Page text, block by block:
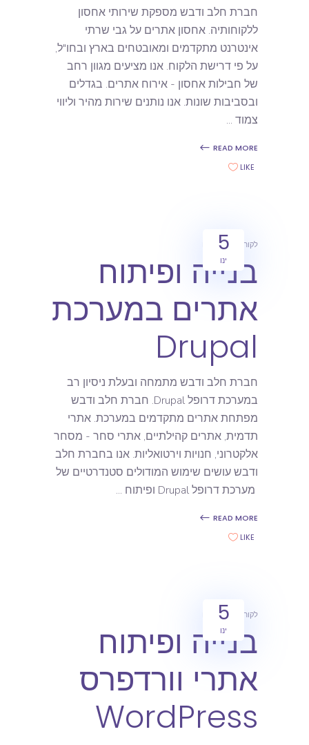
חברת חלב ודבש מספקת שירותי אחסון
ללקוחותיה. אחסון אתרים על גבי שרתי
אינטרנט מתקדמים ומאובטחים בארץ ובחו"ל,
על פי דרישת הלקוח. אנו מציעים מגוון רחב
של חבילות אחסון - אירוח אתרים. בגדלים
ובסביבות שונות. אנו נותנים שירות מהיר וליווי
צמוד
READ MORE
LIKE
5
ינו
לקוחות מאמרים
בנייה ופיתוח
אתרים במערכת
Drupal
חברת חלב ודבש מתמחה ובעלת ניסיון רב
במערכת דרופל Drupal. חברת חלב ודבש
מפתחת אתרים מתקדמים במערכת. אתרי
תדמית, אתרים קהילתיים, אתרי סחר - מסחר
אלקטרוני, חנויות וירטואליות. אנו בחברת חלב
ודבש עושים שימוש המודולים סטנדרטיים של
מערכת דרופל Drupal ופיתוח
READ MORE
LIKE
5
ינו
לקוחות מאמרים
בנייה ופיתוח
אתרי וורדפרס
WordPress